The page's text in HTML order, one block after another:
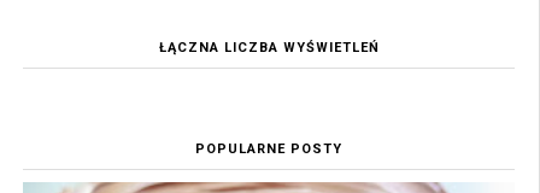
ŁĄCZNA LICZBA WYŚWIETLEŃ
POPULARNE POSTY